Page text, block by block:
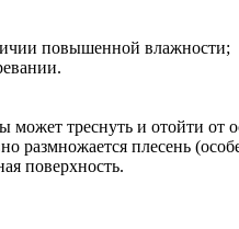
повышенной влажности;
может треснуть и отойти от
размножается плесень
поверхность.